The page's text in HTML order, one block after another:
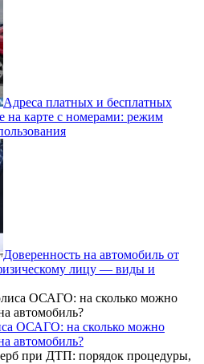
Адреса платных и бесплатных
на карте с номерами: режим
Доверенность на автомобиль от
лицу — виды и
ОСАГО: на сколько можно
автомобиль?